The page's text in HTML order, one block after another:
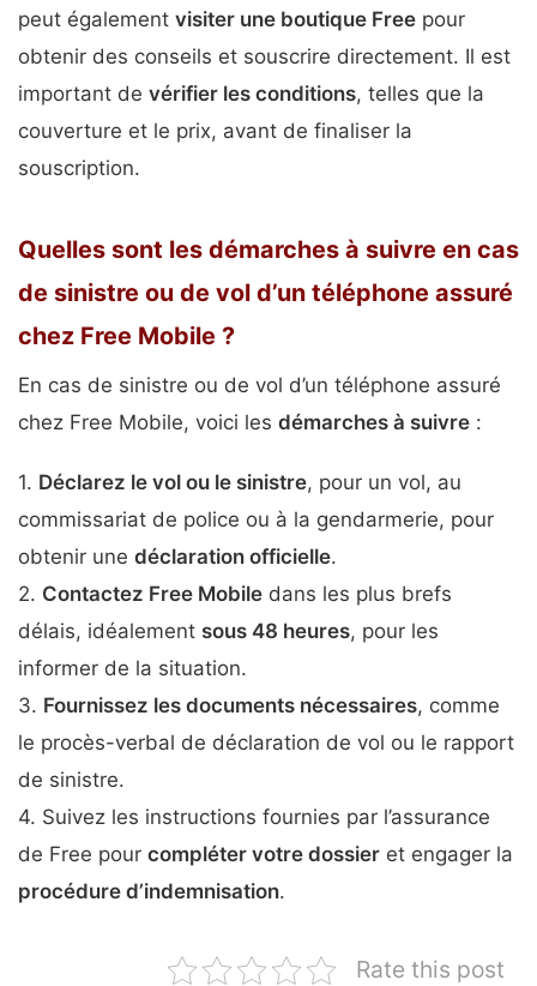
peut également visiter une boutique Free pour
obtenir des conseils et souscrire directement. Il est
important de vérifier les conditions, telles que la
couverture et le prix, avant de finaliser la
souscription.
Quelles sont les démarches à suivre en cas
de sinistre ou de vol d’un téléphone assuré
chez Free Mobile ?
En cas de sinistre ou de vol d’un téléphone assuré
chez Free Mobile, voici les démarches à suivre :
1. Déclarez le vol ou le sinistre, pour un vol, au
commissariat de police ou à la gendarmerie, pour
obtenir une déclaration officielle.
2. Contactez Free Mobile dans les plus brefs
délais, idéalement sous 48 heures, pour les
informer de la situation.
3. Fournissez les documents nécessaires, comme
le procès-verbal de déclaration de vol ou le rapport
de sinistre.
4. Suivez les instructions fournies par l’assurance
de Free pour compléter votre dossier et engager la
procédure d’indemnisation.
Rate this post